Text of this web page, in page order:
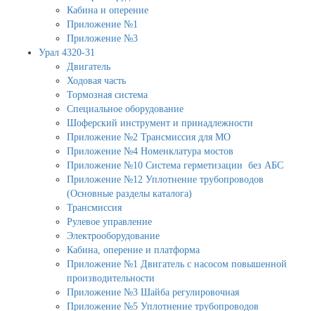
Кабина и оперение
Приложение №1
Приложение №3
Урал 4320-31
Двигатель
Ходовая часть
Тормозная система
Специальное оборудование
Шоферский инструмент и принадлежности
Приложение №2 Трансмиссия для МО
Приложение №4 Номенклатура мостов
Приложение №10 Система герметизации без АБС
Приложение №12 Уплотнение трубопроводов
(Основные разделы каталога)
Трансмиссия
Рулевое управление
Электрооборудование
Кабина, оперение и платформа
Приложение №1 Двигатель с насосом повышенной
производительности
Приложение №3 Шайба регулировочная
Приложение №5 Уплотнение трубопроводов